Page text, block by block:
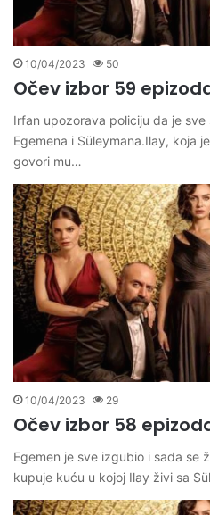
10/04/2023 50
Očev izbor 59
Irfan upozorava policiju da je
Egemena i Süleymana.Ilay, koja
govori mu…
10/04/2023 29
Očev izbor 58
Egemen je sve izgubio i sada se
kupuje kuću u kojoj Ilay živi sa